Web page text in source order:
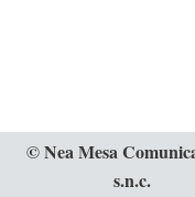
© Nea Mesa
s.n.c.